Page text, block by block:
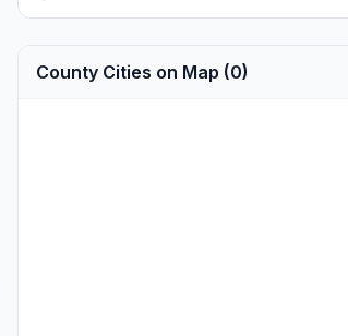
County Cities on Map (0)